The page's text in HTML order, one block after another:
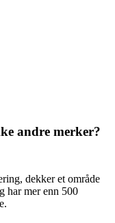
andre merker?
dekker et område
har mer enn 500